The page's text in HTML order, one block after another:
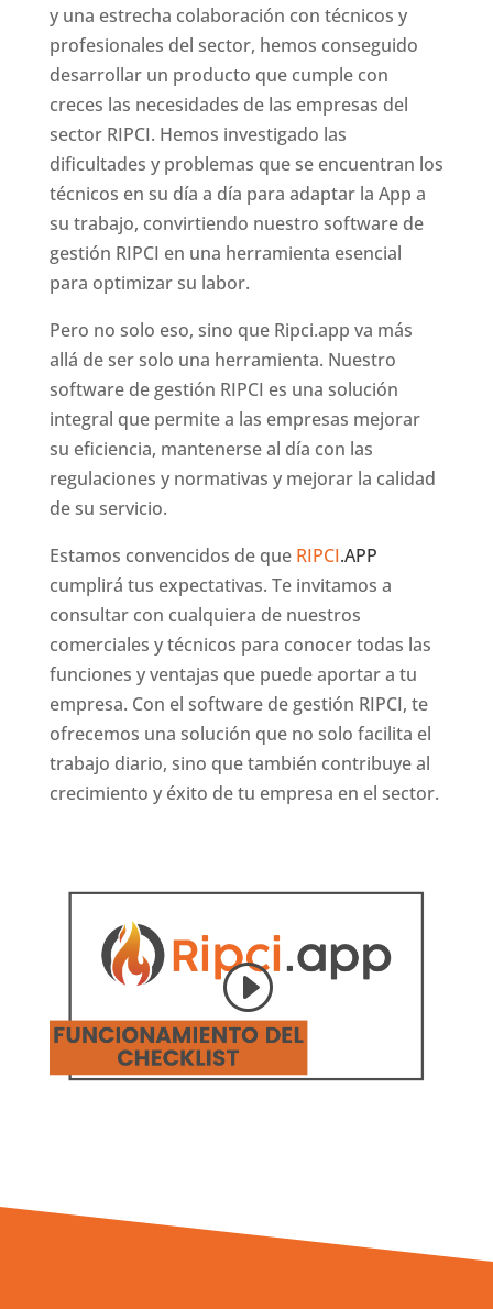
y una estrecha colaboración con técnicos y
profesionales del sector, hemos conseguido
desarrollar un producto que cumple con
creces las necesidades de las empresas del
sector RIPCI. Hemos investigado las
dificultades y problemas que se encuentran los
técnicos en su día a día para adaptar la App a
su trabajo, convirtiendo nuestro software de
gestión RIPCI en una herramienta esencial
para optimizar su labor.
Pero no solo eso, sino que Ripci.app va más
allá de ser solo una herramienta. Nuestro
software de gestión RIPCI es una solución
integral que permite a las empresas mejorar
su eficiencia, mantenerse al día con las
regulaciones y normativas y mejorar la calidad
de su servicio.
Estamos convencidos de que RIPCI.APP
cumplirá tus expectativas. Te invitamos a
consultar con cualquiera de nuestros
comerciales y técnicos para conocer todas las
funciones y ventajas que puede aportar a tu
empresa. Con el software de gestión RIPCI, te
ofrecemos una solución que no solo facilita el
trabajo diario, sino que también contribuye al
crecimiento y éxito de tu empresa en el sector.